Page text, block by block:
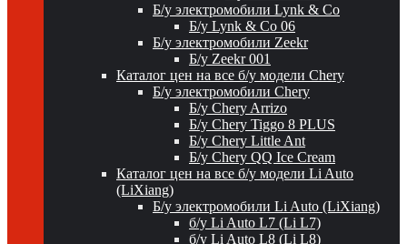
Б/у электромобили Lynk & Co
Б/у Lynk & Co 06
Б/у электромобили Zeekr
Б/у Zeekr 001
Каталог цен на все б/у модели Chery
Б/у электромобили Chery
Б/у Chery Arrizo
Б/у Chery Tiggo 8 PLUS
Б/у Chery Little Ant
Б/у Chery QQ Ice Cream
Каталог цен на все б/у модели Li Auto
(LiXiang)
Б/у электромобили Li Auto (LiXiang)
б/у Li Auto L7 (Li L7)
б/у Li Auto L8 (Li L8)